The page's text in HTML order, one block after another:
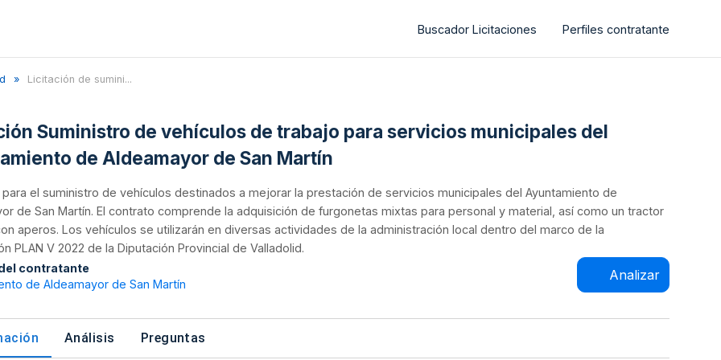
Buscador Licitaciones Perfiles contratante
Licitación de sumini...
Suministro de vehículos de trabajo para servicios municipales del
de Aldeamayor de San Martín
el suministro de vehículos destinados a mejorar la prestación de servicios municipales del Ayuntamiento de
de San Martín. El contrato comprende la adquisición de furgonetas mixtas para personal y material, así como un tractor
aperos. Los vehículos se utilizarán en diversas actividades de la administración local dentro del marco de la
PLAN V 2022 de la Diputación Provincial de Valladolid.
contratante
de Aldeamayor de San Martín
Analizar
Análisis Preguntas